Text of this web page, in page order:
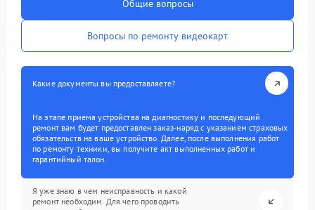
Общие вопросы
Вопросы по ремонту видеокарт
Какие документы вы предоставляете?
На этапе приема устройства на диагностику и последующий
ремонт вам будет предоставлен заказ-наряд с указанием страховых
обязательств на ваше устройство. Далее, после выполнения работ
по ремонту техники, вы получите акт выполненных работ и
гарантийный талон.
Я уже знаю в чем неисправность и какой
ремонт необходим. Для чего проводить